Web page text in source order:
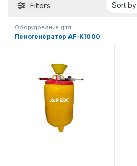
Filters
Оборудование для
автосервиса Оборудование
на складе
Пеногенератор AF-K1000